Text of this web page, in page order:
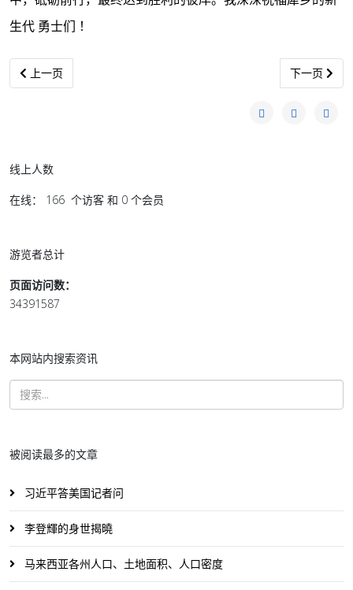
生代 勇士们 ！
上一篇文章: 扬声：砂拉越反帝反殖志士 黄纪作从宪制到武装的斗争
上一页 下一篇文章:
下一页
线上人数
在线： 166 个访客 和 0 个会员
游览者总计
页面访问数：
34391587
本网站内搜索资讯
被阅读最多的文章
习近平答美国记者问
李登輝的身世揭曉
马来西亚各州人口、土地面积、人口密度